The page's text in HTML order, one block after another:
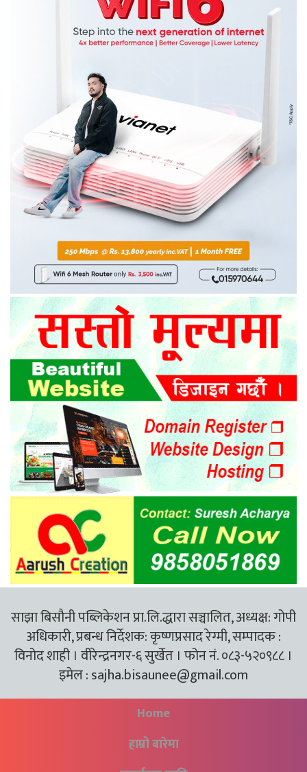
साझा बिसौनी पब्लिकेशन प्रा.लि.द्धारा सञ्चालित, अध्यक्ष: गोपी
अधिकारी, प्रबन्ध निर्देशक: कृष्णप्रसाद रेग्मी, सम्पादक :
विनोद शाही । वीरेन्द्रनगर-६ सुर्खेत । फोन नं. ०८३-५२०९८८ ।
इमेल :sajha.bisaunee@gmail.com
Home
हाम्रो बारेमा